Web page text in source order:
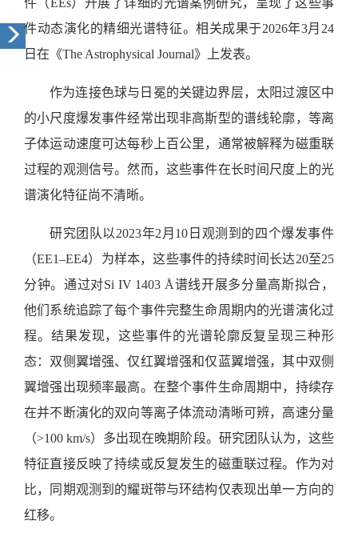
件动态演化的精细光谱特征。相关成果于2026年3月24
日在《The Astrophysical Journal》上发表。
作为连接色球与日冕的关键边界层，太阳过渡区中
的小尺度爆发事件经常出现非高斯型的谱线轮廓，等离
子体运动速度可达每秒上百公里，通常被解释为磁重联
过程的观测信号。然而，这些事件在长时间尺度上的光
谱演化特征尚不清晰。
研究团队以2023年2月10日观测到的四个爆发事件
（EE1–EE4）为样本，这些事件的持续时间长达20至25
分钟。通过对Si IV 1403 Å谱线开展多分量高斯拟合，
他们系统追踪了每个事件完整生命周期内的光谱演化过
程。结果发现，这些事件的光谱轮廓反复呈现三种形
态：双侧翼增强、仅红翼增强和仅蓝翼增强，其中双侧
翼增强出现频率最高。在整个事件生命周期中，持续存
在并不断演化的双向等离子体流动清晰可辨，高速分量
（>100 km/s）多出现在晚期阶段。研究团队认为，这些
特征直接反映了持续或反复发生的磁重联过程。作为对
比，同期观测到的耀斑带与环结构仅表现出单一方向的
红移。